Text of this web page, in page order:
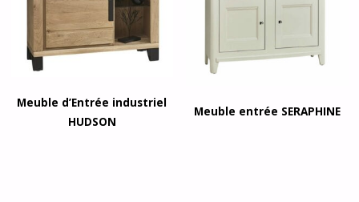
Meuble d’Entrée industriel
HUDSON
Meuble entrée SERAPHINE